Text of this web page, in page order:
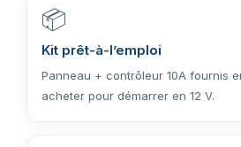
📦
Kit prêt-à-l’emploi
Panneau + contrôleur 10A fournis
acheter pour démarrer en 12 V.